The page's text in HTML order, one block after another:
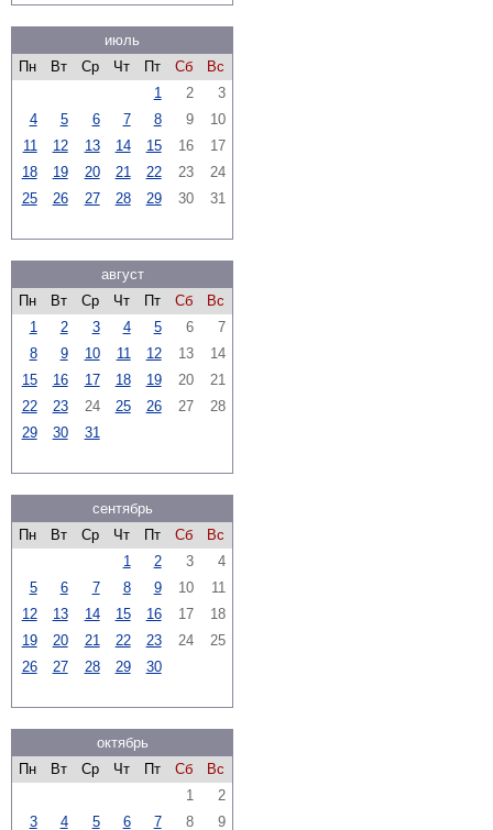
июль
Пн
Вт Ср Чт Пт Сб
Вс
1
2
3
4
5 6 7 8 9
10
11
12 13 14 15 16
17
18
19 20 21 22 23
24
25
26 27 28 29 30 31
август
Пн
Вт Ср Чт Пт Сб
Вс
1
2 3 4 5 6
7
8
9 10 11 12 13
14
15
16 17 18 19 20
21
22
23 24 25 26 27
28
29
30 31
сентябрь
Пн
Вт Ср Чт Пт Сб
Вс
1
2 3
4
5
6 7 8 9 10
11
12
13 14 15 16 17
18
19
20 21 22 23 24
25
26
27 28 29 30
октябрь
Пн
Вт Ср Чт Пт Сб
Вс
1
2
3
4 5 6 7 8 9